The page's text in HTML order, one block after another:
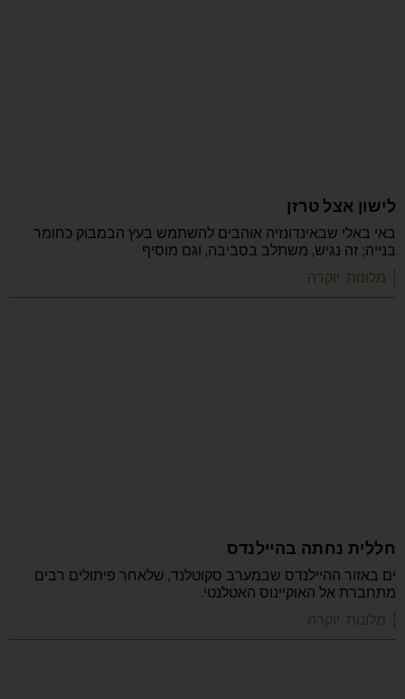
לישון אצל טרזן
באי באלי שבאינדונזיה אוהבים להשתמש בעץ הבמבוק כחומר
בנייה; זה נגיש, משתלב בסביבה, וגם מוסיף
| מלונות יוקרה
חללית נחתה בהיילנדס
ים באזור ההיילנדס שבמערב סקוטלנד, שלאחר פיתולים רבים
מתחברת אל האוקיינוס האטלנטי.
| מלונות יוקרה